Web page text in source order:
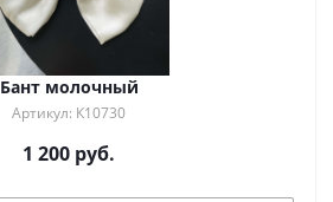
Бант молочный
Артикул: К10730
1 200 руб.